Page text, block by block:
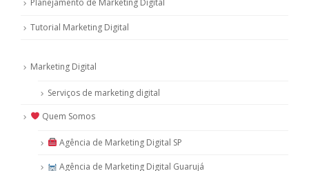
Tutorial Marketing Digital
Marketing Digital
Serviços de marketing digital
Quem Somos
Agência de Marketing Digital SP
Agência de Marketing Digital Guarujá